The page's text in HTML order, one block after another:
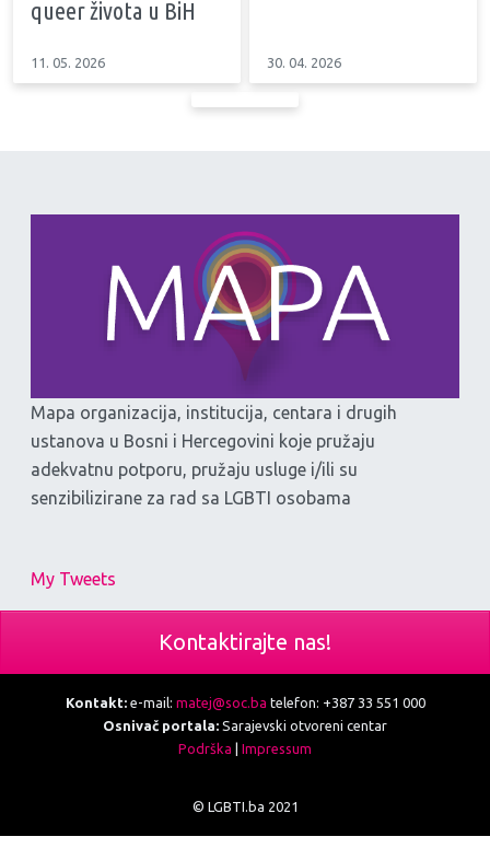
queer života u BiH
11. 05. 2026 30. 04. 2026
Mapa organizacija, institucija, centara i drugih
ustanova u Bosni i Hercegovini koje pružaju
adekvatnu potporu, pružaju usluge i/ili su
senzibilizirane za rad sa LGBTI osobama
My Tweets
Kontaktirajte nas!
Kontakt:e-mail: matej@soc.ba telefon: +387 33 551 000
Osnivač portala: Sarajevski otvoreni centar
Podrška
Impressum
© LGBTI.ba 2021